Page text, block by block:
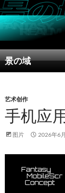
景の域
搜
索
文
艺术创作
手机应
图片 2026年6